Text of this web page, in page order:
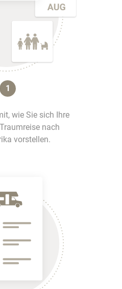
1
wie Sie sich Ihre
nach
vorstellen.